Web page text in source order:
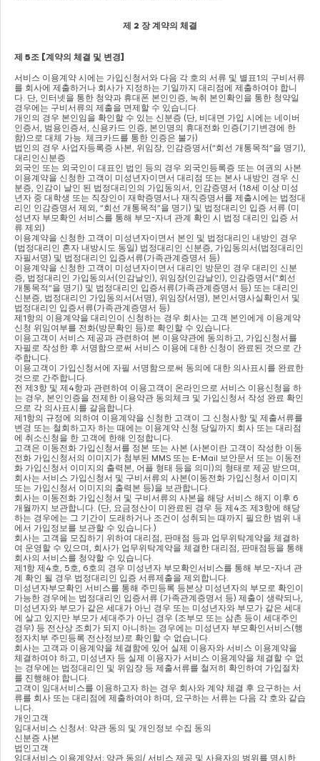
제 2 장 계약의 체결
제 5조 [계약의 체결 및 변경]
서비스 이용계약 시에는 가입신청서와 다음 각 호의 서류 및 별표1의 구비서류
를 회사에 제출하거나 회사가 지정하는 기일까지 대리점에 제출하여야 합니
다 단 인터넷을 통한 청약과 휴대폰 본인인증 녹취 본인확인을 통한 청약일
경우에는 구비서류의 제출을 면제할 수 있습니다
개인의 경우 본인임을 확인할 수 있는 신분증 (단 비대면 가입 시에는 네이버
인증서 범용인증서 신용카드 인증 본인명의 휴대전화 인증(기기변경에 한
함) 으로 대체 가능 체크카드를 통한 인증은 불가)
법인의 경우 사업자등록증 사본 위임장 인감증명서(“회선 개통목적”을 명기
대리인신분증
외국인 또는 외국인이 대표인 법인 등의 경우 외국인등록증 또는 여권의 사본
이용계약을 신청한 고객이 미성년자이면서 대리점 또는 본사 내방인 경우 신
분증 인감이 날인 된 법정대리인의 가입동의서 인감증명서 (18세 이상 미성
년자 중 대학생 또는 직장인이 재학증명서나 재직증명서를 제출시에는 법정대
리인 인감증명서 제외 , “회선 개통목적”을 명기) 및 법정대리인 입증 서류 (미
성년자 부모확인 서비스를 통해 부모-자녀 관계 확인 시 법정 대리인 입증 서
류 제외)
(법정대리인 혼자 내방시도 동일) 법정대리인 신분증 가입동의서(법정대리인
자필서명) 및 법정대리인 입증서류(가족관계증명서 등)
이용계약을 신청한 고객이 미성년자이면서 대리인 방문인 경우 대리인 신분
증 법정대리인 가입동의서(인감날인), 위임장(인감날인), 인감증명서(“회선
개통목적”을 명기) 및 법정대리인 입증서류(가족관계증명서 등) 또는 대리인
신분증 법정대리인 가입동의서(서명), 위임장(서명), 본인서명사실확인서 및
법정대리인 입증서류(가족관계증명서 등)
제1항의 이용계약을 대리인이 신청하는 경우 회사는 고객 본인에게 이용계약
신청 위임여부를 전화(방문확인 등) 로 확인할 수 있습니다
이용고객이 서비스 제공과 관련하여 본 이용약관에 동의하고
가입신청서를
자필로 작성한 후 서명함으로써 서비스 이용에 대한 신청이 완료된 것으로 간
주합니다
이용고객이 가입신청서에 자필 서명함으로써 동의에 대한 의사표시를 완료한
것으로 간주합니다
전 제3항 및 제4항과 관련하여 이용고객이 온라인으로 서비스 이용신청을 하
는 경우 본인인증을 전제한 이용약관 동의체크 및 가입신청서 작성 완료 확인
으로 각 의사표시를 갈음합니다
제1항의 규정에 의하여 이용계약을 신청한 고객이 그 신청사항 및 제출서류를
변경 또는 철회하고자 하는 때에는 이용계약 신청 당일까지 회사 또는 대리점
에 취소신청을 한 고객에 한해 인정합니다
고객은 이동전화 가입신청서를 정본 또는 사본 (사본이란 고객이 작성한 이동
전화 가입신청서의 이미지가 첨부된 MMS 또는 E-Mail 보안문서 또는 이동전
화 가입신청서 이미지의 출력본 어플 형태 등을 의미)의 형태로 제공 받으며
회사는 서비스 가입신청서 및 구비서류의 사본(이동전화 가입신청서 이미지
또는 가입신청서 이미지의 출력본 등)을 보관합니다
회사는 이동전화 가입신청서 및 구비서류의 사본을 해당 서비스 해지 이후 6
개월까지 보관합니다 . (단 요금정산이 미완료된 경우 등 제4조 제3항에 해당
하는 경우에는 그 기간이 도래하거나 조건이 성취되는 때까지 필요한 범위 내
에서 가입정보를 보관할 수 있습니다 .)
회사는 고객을 모집하기 위하여 대리점 판매점 등과 업무위탁계약을 체결하
여 운영할 수 있으며 회사가 업무위탁계약을 체결한 대리점 판매점등을 통해
회사의 서비스를 청약할 수 있습니다
제1항 제4호 , 5호 , 6호의 경우 미성년자 부모확인서비스를 통해 부모-자녀 관
계 확인 될 경우 법정대리인 입증 서류제출을 제외합니다
미성년자부모확인 서비스를 통해 주민등록 등본상 미성년자의 부모로 확인이
가능한 경우에는 법정대리인 입증서류 (가족관계증명서 등) 제출이 생략되나
미성년자와 부모가 같은 세대가 아닌 경우 또는 미성년자와 부모가 같은 세대
에 살고 있지만 부모가 세대주가 아닌 경우 (조부모 또는 삼촌 등이 세대주인
경우) 등 전산상 조회가 되지 아니하는 경우에는 미성년자 부모확인서비스(행
정자치부 주민등록 전산정보) 로 확인할 수 없습니다
회사는 고객과 이용계약을 체결함에 있어 실제 이용자와 서비스 이용계약을
체결하여야 하고
미성년자 등 실제 이용자가 서비스 이용계약을 체결할 수 없
는 경우에는 법정대리인 및 위임장 등 제출서류를 철저히 확인하여 가입절차
를 진행해야 합니다
고객이 임대서비스를 이용하고자 하는 경우 회사와 계약 체결 후 요구하는 서
류를 회사 또는 대리점에 제출하여야 하며
요구하는 서류는 다음 각 호와 같습
니다
개인고객
임대서비스 신청서: 약관 동의 및 개인정보 수집 동의
신분증 사본
법인고객
임대서비스 이용계약서: 약관 동의/ 서비스 제공 및 사용자의 범위를 명시한